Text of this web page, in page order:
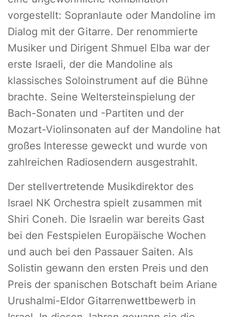
vorgestellt: Sopranlaute oder Mandoline im
Dialog mit der Gitarre. Der renommierte
Musiker und Dirigent Shmuel Elba war der
erste Israeli, der die Mandoline als
klassisches Soloinstrument auf die Bühne
brachte. Seine Weltersteinspielung der
Bach-Sonaten und -Partiten und der
Mozart-Violinsonaten auf der Mandoline hat
großes Interesse geweckt und wurde von
zahlreichen Radiosendern ausgestrahlt.
Der stellvertretende Musikdirektor des
Israel NK Orchestra spielt zusammen mit
Shiri Coneh. Die Israelin war bereits Gast
bei den Festspielen Europäische Wochen
und auch bei den Passauer Saiten. Als
Solistin gewann den ersten Preis und den
Preis der spanischen Botschaft beim Ariane
Urushalmi-Eldor Gitarrenwettbewerb in